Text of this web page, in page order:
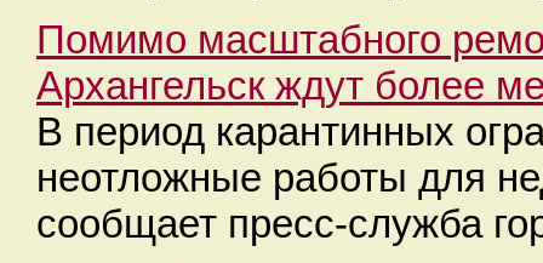
Помимо масштабного
Архангельск ждут более
В период карантинных
неотложные работы для
сообщает пресс-служба